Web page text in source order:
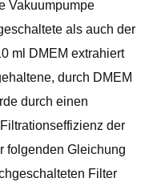
Vakuumpumpe
als auch der
ml DMEM extrahiert
durch DMEM
durch einen
der
folgenden Gleichung
Filter